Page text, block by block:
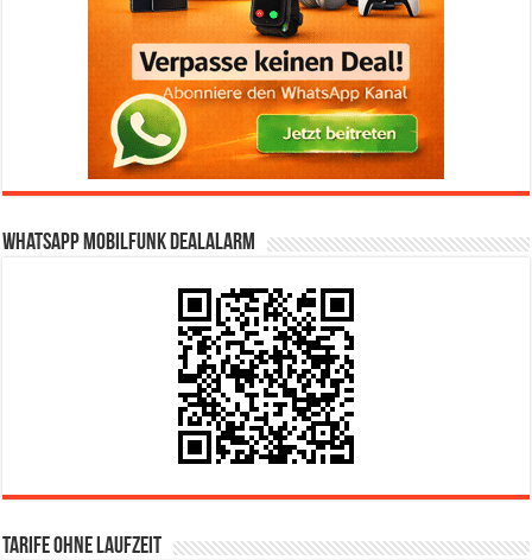
WhatsApp Mobilfunk DealAlarm
Tarife ohne Laufzeit